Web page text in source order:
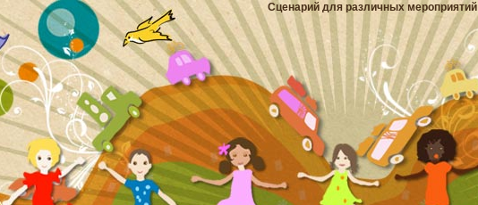
Сценарий для различных мероприятий